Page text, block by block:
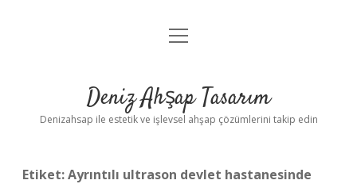
Anasayfa
Yasal Uyarı
menüyü
Deniz Ahşap Tasarım
Denizahsap ile estetik ve işlevsel ahşap çözümlerini takip edin
Etiket:Ayrıntılı ultrason devlet hastanesinde